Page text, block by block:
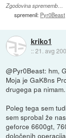
Zgodovina sprememb…
spremenil: Pyr0Beast
kriko1
::21. avg
@Pyr0Beast: hm,
Moja je GaK8ns
drugega pa nimam.
Poleg tega sem
sem sprobal že
geforce 6600gt,
določenih